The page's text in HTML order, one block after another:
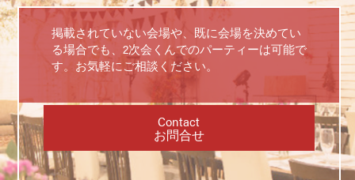
掲載されていない会場や、既に会場を決めてい
る場合でも、2次会くんでのパーティーは可能で
す。お気軽にご相談ください。
Contact
お問合せ